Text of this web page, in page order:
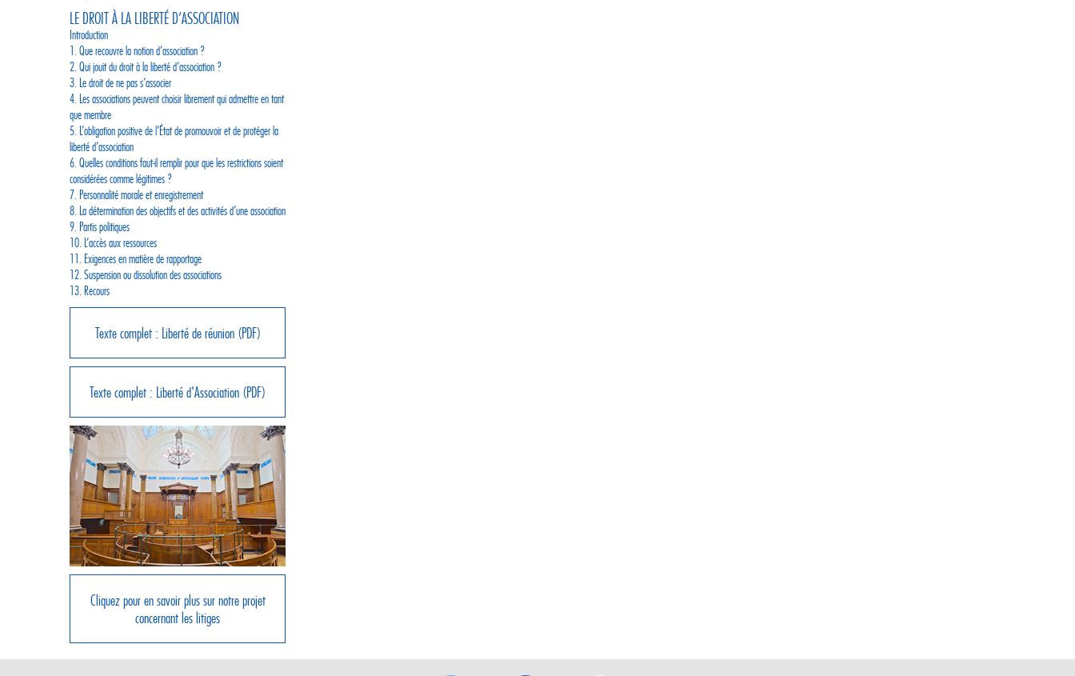
LE DROIT À LA LIBERTÉ D’ASSOCIATION
Introduction
1. Que recouvre la notion d’association ?
2. Qui jouit du droit à la liberté d’association ?
3. Le droit de ne pas s’associer
4. Les associations peuvent choisir librement qui admettre en tant
que membre
5. L’obligation positive de l’État de promouvoir et de protéger la
liberté d’association
6. Quelles conditions faut-il remplir pour que les restrictions soient
considérées comme légitimes ?
7. Personnalité morale et enregistrement
8. La détermination des objectifs et des activités d’une association
9. Partis politiques
10. L’accès aux ressources
11. Exigences en matière de rapportage
12. Suspension ou dissolution des associations
13. Recours
Texte complet : Liberté de réunion (PDF)
Texte complet : Liberté d'Association (PDF)
Cliquez pour en savoir plus sur notre projet
concernant les litiges